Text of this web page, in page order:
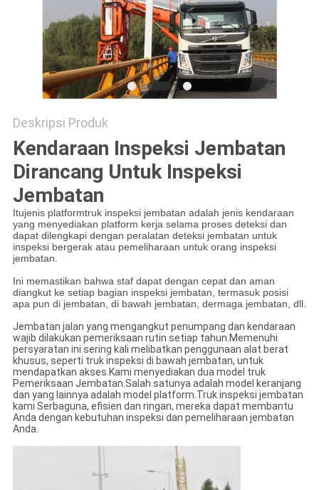
Deskripsi Produk
Kendaraan Inspeksi Jembatan
Dirancang Untuk Inspeksi
Jembatan
Itujenis platformtruk inspeksi jembatan adalah jenis kendaraan
yang menyediakan platform kerja selama proses deteksi dan
dapat dilengkapi dengan peralatan deteksi jembatan untuk
inspeksi bergerak atau pemeliharaan untuk orang inspeksi
jembatan.
Ini memastikan bahwa staf dapat dengan cepat dan aman
diangkut ke setiap bagian inspeksi jembatan, termasuk posisi
apa pun di jembatan, di bawah jembatan, dermaga jembatan, dll.
Jembatan jalan yang mengangkut penumpang dan kendaraan
wajib dilakukan pemeriksaan rutin setiap tahun.Memenuhi
persyaratan ini sering kali melibatkan penggunaan alat berat
khusus, seperti truk inspeksi di bawah jembatan, untuk
mendapatkan akses.Kami menyediakan dua model truk
Pemeriksaan Jembatan.Salah satunya adalah model keranjang
dan yang lainnya adalah model platform.Truk inspeksi jembatan
kami Serbaguna, efisien dan ringan, mereka dapat membantu
Anda dengan kebutuhan inspeksi dan pemeliharaan jembatan
Anda.